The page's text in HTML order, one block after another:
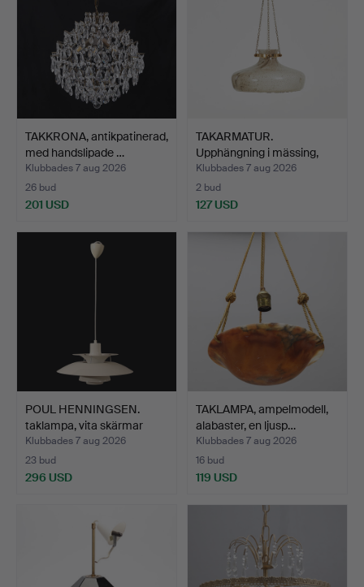
TAKKRONA, antikpatinerad,
med handslipade …
Klubbades 7 aug 2026
26 bud
201 USD
TAKARMATUR.
Upphängning i mässing,
kupa i …
Klubbades 7 aug 2026
2 bud
127 USD
POUL HENNINGSEN.
taklampa, vita skärmar
me…
Klubbades 7 aug 2026
23 bud
296 USD
TAKLAMPA, ampelmodell,
alabaster, en ljusp…
Klubbades 7 aug 2026
16 bud
119 USD